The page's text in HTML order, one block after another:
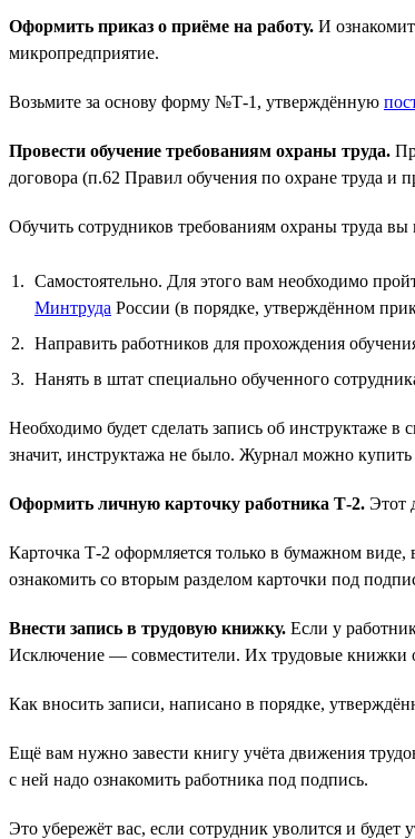
Оформить приказ о приёме на работу. И
микропредприятие.
Возьмите за основу форму №Т-1, утверждённую
Провести обучение требованиям охраны труда.
договора (п.62 Правил обучения по охране труда
Обучить сотрудников требованиям охраны труда
Самостоятельно. Для этого вам необходимо
Минтруда России (в порядке, утверждённом
Направить работников для прохождения
Нанять в штат специально обученного
Необходимо будет сделать запись об
значит, инструктажа не было. Журнал можно купить
Оформить личную карточку работника Т-2. Этот
Карточка Т-2 оформляется только в бумажном виде,
ознакомить со вторым разделом карточки под
Внести запись в трудовую книжку. Если у
Исключение — совместители. Их трудовые книжки
Как вносить записи, написано в порядке,
Ещё вам нужно завести книгу учёта движения
с ней надо ознакомить работника под подпись.
Это убережёт вас, если сотрудник уволится и